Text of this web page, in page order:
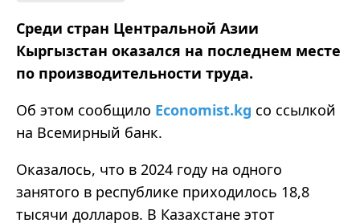
Среди стран Центральной Азии
Кыргызстан оказался на последнем месте
по производительности труда.
Об этом сообщило Economist.kg со ссылкой
на Всемирный банк.
Оказалось, что в 2024 году на одного
занятого в республике приходилось 18,8
тысячи долларов. В Казахстане этот